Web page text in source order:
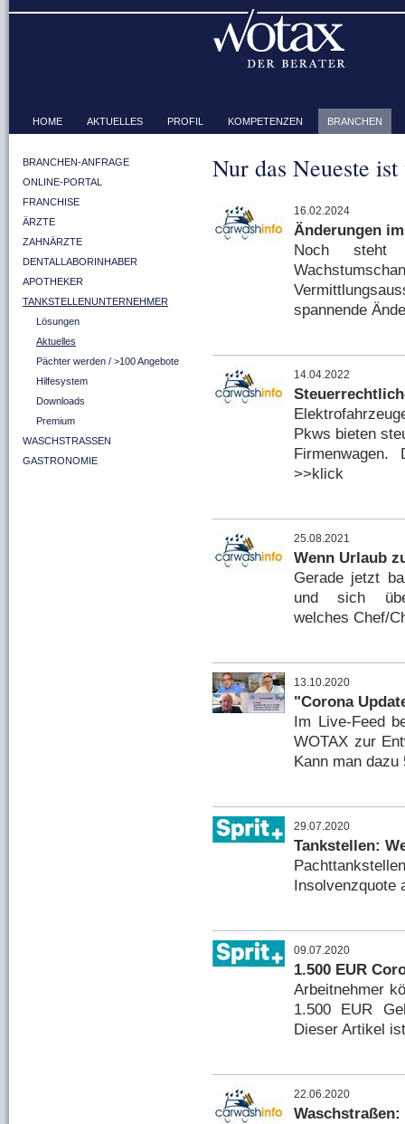
HOME AKTUELLES PROFIL KOMPETENZEN BRANCHEN
BRANCHEN-ANFRAGE
ONLINE-PORTAL
FRANCHISE
ÄRZTE
ZAHNÄRZTE
DENTALLABORINHABER
APOTHEKER
TANKSTELLENUNTERNEHMER
Lösungen
Aktuelles
Pächter werden / >100 Angebote
Hilfesystem
Downloads
Premium
WASCHSTRASSEN
GASTRONOMIE
Nur das Neueste
16.02.2024
Änderungen
Noch steht
spannende
14.04.2022
Pkws bieten
>>klick
25.08.2021
Wenn Urlaub
Gerade jetzt
und sich
welches Chef/
13.10.2020
"Corona
Im Live-Feed
WOTAX zur
Kann man dazu
29.07.2020
Tankstellen:
Insolvenzquote
09.07.2020
1.500 EUR
Arbeitnehmer
1.500 EUR
Dieser Artikel
22.06.2020